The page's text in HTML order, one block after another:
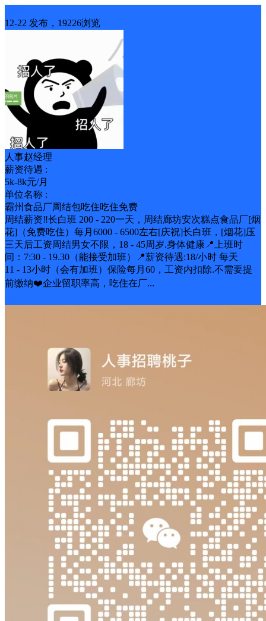
12-22 发布，19226浏览
人事赵经理
薪资待遇 :
5k-8k元/月
单位名称 :
霸州食品厂周结包吃住吃住免费
周结薪资‼️长白班 200 - 220一天，周结廊坊安次糕点食品厂[烟
花]（免费吃住）每月6000 - 6500左右[庆祝]长白班，[烟花]压
三天后工资周结男女不限，18 - 45周岁.身体健康📍上班时
间：7:30 - 19.30（能接受加班）📍薪资待遇:18/小时 每天
11 - 13小时（会有加班）保险每月60，工资内扣除.不需要提
前缴纳❤️企业留职率高，吃住在厂...